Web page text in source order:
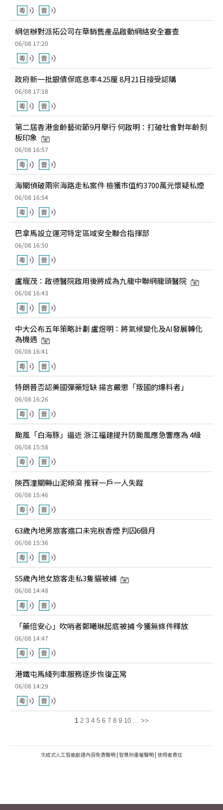
網信辦對派拓公司在華銷售產品啟動網絡安全審查
06/08 17:20
政府新一批銀債保底息率4.25厘 8月21日接受認購
06/08 17:18
第二屆香港金齡藝術節9月舉行 何啟明：打破社會對年齡刻
板印象
06/08 16:57
海關偵破兩宗海路走私案件 檢獲市值約3700萬元懷疑私煙
06/08 16:54
巴拿馬設立運河特定區域安全聯合指揮部
06/08 16:50
盧寵茂：啟德醫院啟用後將成為九龍中聯網龍頭醫院
06/08 16:43
中大公布五年策略計劃 盧煜明：將氣候變化及AI發展轉化
為機遇
06/08 16:41
特朗普否認美國彈藥短缺 揚言嚴懲「叛國的爆料者」
06/08 16:26
颱風「白海豚」逼近 浙江福建提升防颱風應急響應為 4級
06/08 15:58
陝西潼關縣山泥傾瀉 推冧一戶一人失蹤
06/08 15:46
63歲內地男旅客進口未完稅香煙 判囚6個月
06/08 15:36
55歲內地女旅客走私3隻貓被捕
06/08 14:48
「藥倍安心」吹哨者鄭曦琳起底被捕 今獲無條件釋放
06/08 14:47
港鐵屯馬綫列車服務逐步恢復正常
06/08 14:29
1 2 3 4 5 6 7 8 9 10 ... >>
生成式人工智能創建內容免責聲明 | 智慧財產權聲明 | 使用者責任